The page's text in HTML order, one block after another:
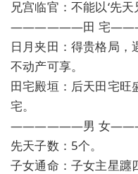
兄宫临官：不能以‘先天
——————田 宅
日月夹田：得贵格局，
不动产可享。
田宅殿垣：后天田宅旺
宅。
——————男 女
先天子数：5个。
子女通命：子女主星躔